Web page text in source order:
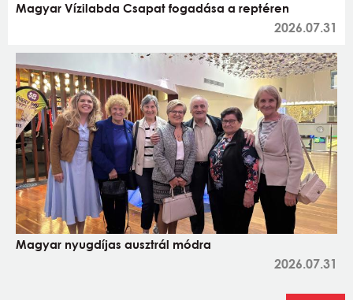
Magyar Vízilabda Csapat fogadása a reptéren
2026.07.31
Magyar nyugdíjas ausztrál módra
2026.07.31